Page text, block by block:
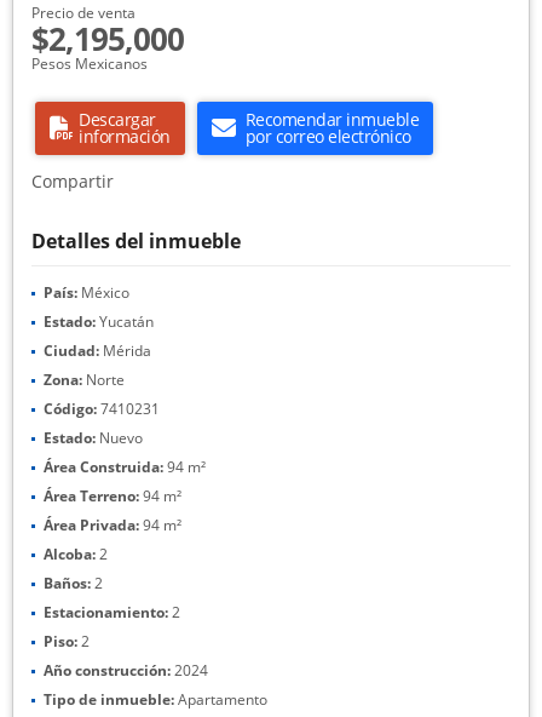
Precio de venta
$2,195,000
Pesos Mexicanos
Descargar
información
Recomendar inmueble
por correo electrónico
Compartir
Detalles del inmueble
País: México
Estado:Yucatán
Ciudad: Mérida
Zona: Norte
Código:7410231
Estado: Nuevo
Área Construida:94 m²
Área Terreno:94 m²
Área Privada:94 m²
Alcoba:2
Baños:2
Estacionamiento:2
Piso:2
Año construcción:2024
Tipo de inmueble:Apartamento